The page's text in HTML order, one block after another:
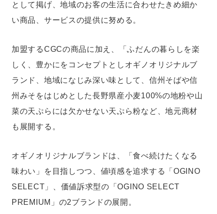
として掲げ、地域のお客の生活に合わせたきめ細か
い商品、サービスの提供に努める。
加盟するCGCの商品に加え、「ふだんの暮らしを楽
しく、豊かにをコンセプトとしオギノオリジナルブ
ランド、地域になじみ深い味として、信州そばや信
州みそをはじめとした長野県産小麦100%の地粉や山
菜の天ぷらには欠かせない天ぷら粉など、地元商材
も展開する。
オギノオリジナルブランドは、「食べ続けたくなる
味わい」を目指しつつ、値頃感を追求する「OGINO
SELECT」、価値訴求型の「OGINO SELECT
PREMIUM」の2ブランドの展開。